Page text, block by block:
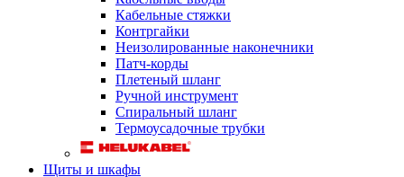
Кабельные стяжки
Контргайки
Неизолированные наконечники
Патч-корды
Плетеный шланг
Ручной инструмент
Спиральный шланг
Термоусадочные трубки
Щиты и шкафы